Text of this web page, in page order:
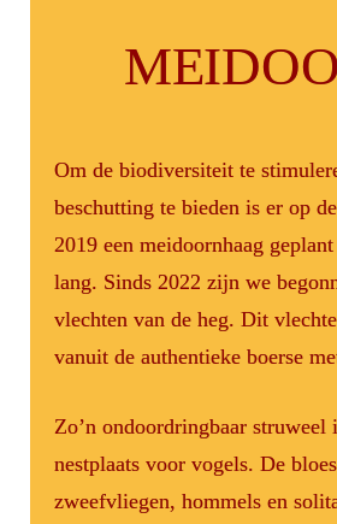
Om de biodiversiteit te
beschutting te bieden is er op
2019 een meidoornhaag
lang. Sinds 2022 zijn we
vlechten van de heg. Dit
vanuit de authentieke boerse
Zo’n ondoordringbaar struweel
nestplaats voor vogels. De
zweefvliegen, hommels en